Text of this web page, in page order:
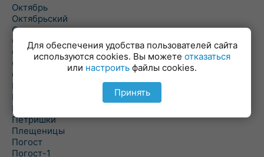
Октябрь
Октябрьский
Олехновичи
Омговичи
Оношки
Осовец
Острошицкий Городок
Пасека
Пастовичи
Першаи
Петришки
Плещеницы
Погост
Погост-1
Для обеспечения удобства пользователей сайта
используются cookies. Вы можете отказаться
или настроить файлы cookies.
Принять